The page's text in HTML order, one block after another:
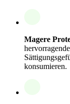
Magere
konsumieren.